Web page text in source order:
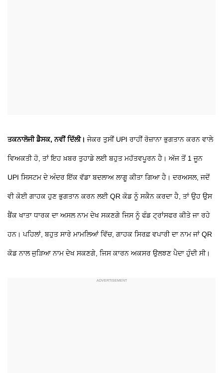
ਤਕਨਾਲੋਜੀ ਡੈਸਕ, ਨਵੀਂ ਦਿੱਲੀ। ਜੇਕਰ ਤੁਸੀਂ UPI ਰਾਹੀਂ ਰੋਜ਼ਾਨਾ ਭੁਗਤਾਨ ਕਰਨ ਵਾਲੇ
ਵਿਅਕਤੀ ਹੋ, ਤਾਂ ਇਹ ਖ਼ਬਰ ਤੁਹਾਡੇ ਲਈ ਬਹੁਤ ਮਹੱਤਵਪੂਰਨ ਹੈ। ਅੱਜ ਤੋਂ 1 ਜੂਨ
UPI ਸਿਸਟਮ ਦੇ ਅੰਦਰ ਇੱਕ ਵੱਡਾ ਬਦਲਾਅ ਲਾਗੂ ਕੀਤਾ ਗਿਆ ਹੈ। ਦਰਅਸਲ, ਜਦੋਂ
ਵੀ ਕੋਈ ਗਾਹਕ ਹੁਣ ਭੁਗਤਾਨ ਕਰਨ ਲਈ QR ਕੋਡ ਨੂੰ ਸਕੈਨ ਕਰਦਾ ਹੈ, ਤਾਂ ਉਹ ਉਸ
ਬੈਂਕ ਖਾਤਾ ਧਾਰਕ ਦਾ ਅਸਲ ਨਾਮ ਦੇਖ ਸਕਣਗੇ ਜਿਸ ਨੂੰ ਫੰਡ ਟ੍ਰਾਂਸਫਰ ਕੀਤੇ ਜਾ ਰਹੇ
ਹਨ। ਪਹਿਲਾਂ, ਬਹੁਤ ਸਾਰੇ ਮਾਮਲਿਆਂ ਵਿੱਚ, ਗਾਹਕ ਸਿਰਫ਼ ਵਪਾਰੀ ਦਾ ਨਾਮ ਜਾਂ QR
ਕੋਡ ਨਾਲ ਜੁੜਿਆ ਨਾਮ ਦੇਖ ਸਕਣਗੇ, ਜਿਸ ਕਾਰਨ ਅਕਸਰ ਉਲਝਣ ਪੈਦਾ ਹੁੰਦੀ ਸੀ।